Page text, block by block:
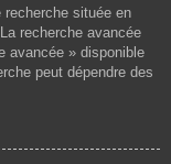
située en
recherche avancée
avancée » disponible
peut dépendre des